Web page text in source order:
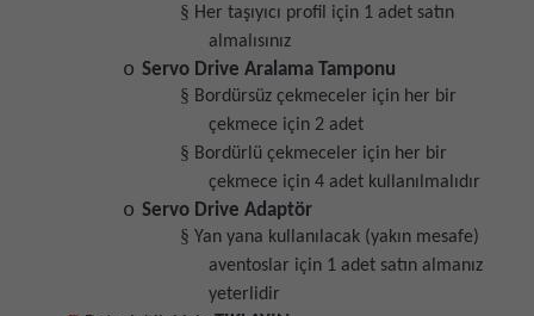
§ Her taşıyıcı profil için 1 adet satın
almalısınız
o Servo Drive Aralama Tamponu
§ Bordürsüz çekmeceler için her bir
çekmece için 2 adet
§ Bordürlü çekmeceler için her bir
çekmece için 4 adet kullanılmalıdır
o Servo Drive Adaptör
§ Yan yana kullanılacak (yakın mesafe)
aventoslar için 1 adet satın almanız
yeterlidir